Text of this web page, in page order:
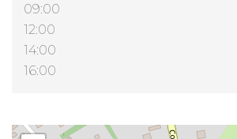
09:00
12:00
14:00
16:00
WIN4LED